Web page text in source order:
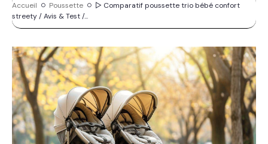
Accueil Poussette
▷ Comparatif poussette trio bébé confort
streety / Avis & Test /...